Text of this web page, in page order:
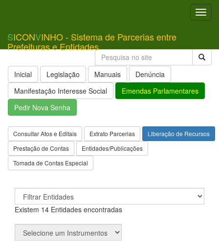
SICONVINHO - Sistema de Parcerias entre
Prefeituras e Entidades
Inicial Legislação Manuais
Denúncia
Manifestação Interesse Social
Emendas Parlamentares
Pedir Nova Senha
Consultar Atos e Editais Extrato Parcerias
Liberação de Recursos
Prestação de Contas
Entidades/Publicações
Tomada de Contas Especial
Existem 14 Entidades encontradas